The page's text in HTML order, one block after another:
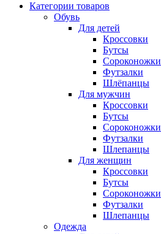
Категории товаров
Обувь
Для детей
Кроссовки
Бутсы
Сороконожки
Футзалки
Шлёпанцы
Для мужчин
Кроссовки
Бутсы
Сороконожки
Футзалки
Шлепанцы
Для женщин
Кроссовки
Бутсы
Сороконожки
Футзалки
Шлепанцы
Одежда